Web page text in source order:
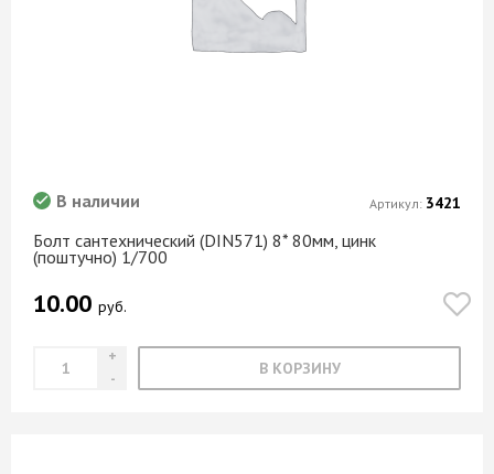
Болт сантехнический (DIN571) 8* 80мм, цинк
(поштучно) 1/700
В наличии
10.00 руб.
В КОРЗИНУ
Артикул: 3421